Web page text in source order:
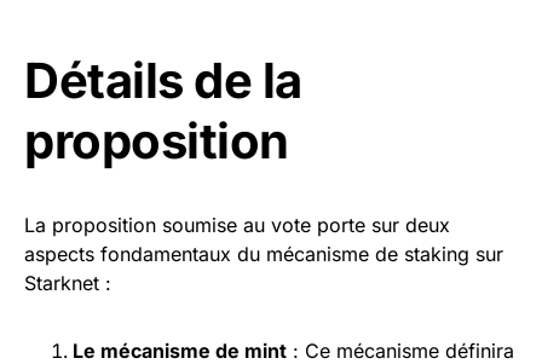
Détails de la
proposition
La proposition soumise au vote porte sur deux
aspects fondamentaux du mécanisme de staking sur
Starknet :
Le mécanisme de mint : Ce mécanisme définira